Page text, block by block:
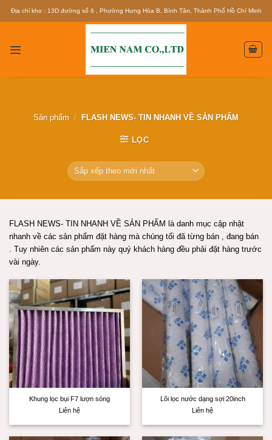
Địa chỉ kho : 13D đường số 6 , Phường Hưng Hòa B, Bình Tân, Thành Phố Hồ Chí Minh
Sản phẩm / FLASH NEWS- TIN NHANH VỀ SẢN PHẨM
LỌC
FLASH NEWS- TIN NHANH VỀ SẢN PHẨM là danh mục cập nhật
nhanh về các sản phẩm đặt hàng mà chúng tối đã từng bán , đang bán
. Tuy nhiên các sản phẩm này quý khách hàng đều phải đặt hàng trước
vài ngày.
Khung lọc bụi F7 lượn sóng
Liên hệ
Lõi lọc nước dạng sợi 20inch
Liên hệ